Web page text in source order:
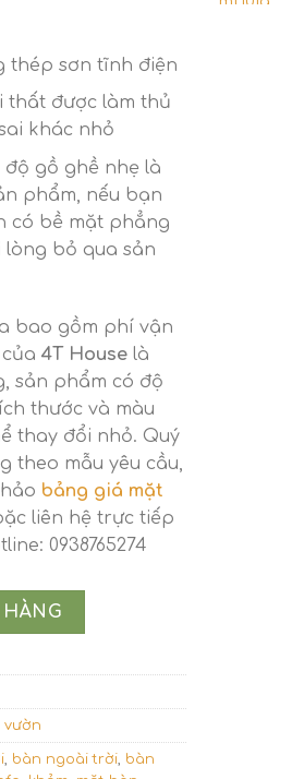
thép sơn tĩnh điện
thất được làm thủ
khác nhỏ
độ gồ ghề nhẹ là
phẩm, nếu bạn
có bề mặt phẳng
lòng bỏ qua sản
bao gồm phí vận
4T House là
sản phẩm có độ
thước và màu
thay đổi nhỏ. Quý
theo mẫu yêu cầu,
bảng giá mặt
liên hệ trực tiếp
0938765274
vườn
, bàn ngoài trời, bàn